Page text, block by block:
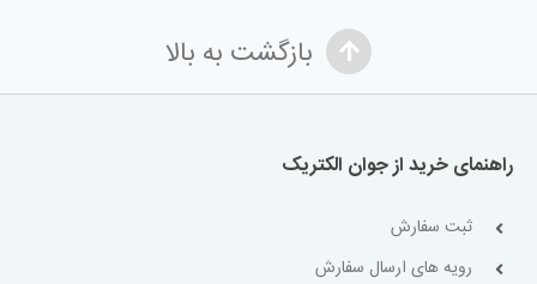
بازگشت به بالا
راهنمای خرید از جوان الکتریک
ثبت سفارش
رویه های ارسال سفارش